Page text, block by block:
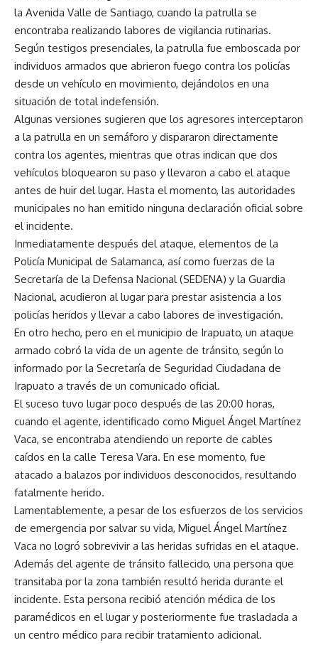
la Avenida Valle de Santiago, cuando la patrulla se
encontraba realizando labores de vigilancia rutinarias.
Según testigos presenciales, la patrulla fue emboscada por
individuos armados que abrieron fuego contra los policías
desde un vehículo en movimiento, dejándolos en una
situación de total indefensión.
Algunas versiones sugieren que los agresores interceptaron
a la patrulla en un semáforo y dispararon directamente
contra los agentes, mientras que otras indican que dos
vehículos bloquearon su paso y llevaron a cabo el ataque
antes de huir del lugar. Hasta el momento, las autoridades
municipales no han emitido ninguna declaración oficial sobre
el incidente.
Inmediatamente después del ataque, elementos de la
Policía Municipal de Salamanca, así como fuerzas de la
Secretaría de la Defensa Nacional (SEDENA) y la Guardia
Nacional, acudieron al lugar para prestar asistencia a los
policías heridos y llevar a cabo labores de investigación.
En otro hecho, pero en el municipio de Irapuato, un ataque
armado cobró la vida de un agente de tránsito, según lo
informado por la Secretaría de Seguridad Ciudadana de
Irapuato a través de un comunicado oficial.
El suceso tuvo lugar poco después de las 20:00 horas,
cuando el agente, identificado como Miguel Ángel Martínez
Vaca, se encontraba atendiendo un reporte de cables
caídos en la calle Teresa Vara. En ese momento, fue
atacado a balazos por individuos desconocidos, resultando
fatalmente herido.
Lamentablemente, a pesar de los esfuerzos de los servicios
de emergencia por salvar su vida, Miguel Ángel Martínez
Vaca no logró sobrevivir a las heridas sufridas en el ataque.
Además del agente de tránsito fallecido, una persona que
transitaba por la zona también resultó herida durante el
incidente. Esta persona recibió atención médica de los
paramédicos en el lugar y posteriormente fue trasladada a
un centro médico para recibir tratamiento adicional.